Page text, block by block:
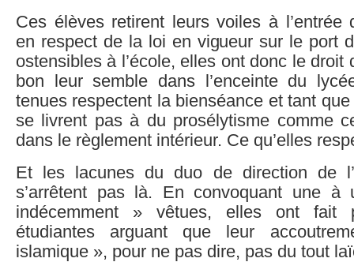
Ces élèves retirent leurs voiles à l’entrée
en respect de la loi en vigueur sur le port
ostensibles à l’école, elles ont donc le droit
bon leur semble dans l’enceinte du
tenues respectent la bienséance et tant
se livrent pas à du prosélytisme comme
dans le règlement intérieur. Ce qu’elles
Et les lacunes du duo de direction de
s’arrêtent pas là. En convoquant une à
indécemment » vêtues, elles ont fait
étudiantes arguant que leur
islamique », pour ne pas dire, pas du tout